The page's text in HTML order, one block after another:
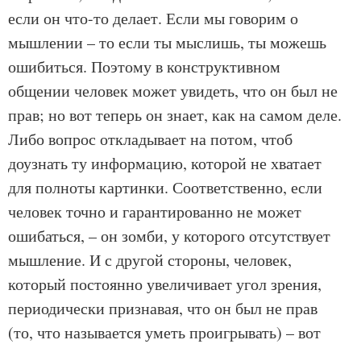
если он что-то делает. Если мы говорим о
мышлении – то если ты мыслишь, ты можешь
ошибиться. Поэтому в конструктивном
общении человек может увидеть, что он был не
прав; но вот теперь он знает, как на самом деле.
Либо вопрос откладывает на потом, чтоб
доузнать ту информацию, которой не хватает
для полноты картинки. Соответственно, если
человек точно и гарантированно не может
ошибаться, – он зомби, у которого отсутствует
мышление. И с другой стороны, человек,
который постоянно увеличивает угол зрения,
периодически признавая, что он был не прав
(то, что называется уметь проигрывать) – вот